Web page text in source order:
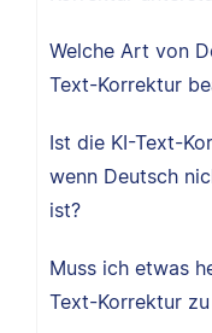
Welche Art von
Text-Korrektur
Ist die KI-Text-
wenn Deutsch
ist?
Muss ich etwas
Text-Korrektur